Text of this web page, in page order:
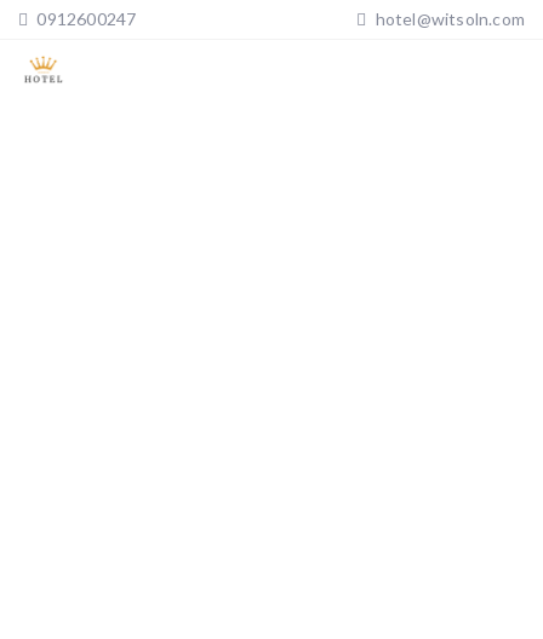
0912600247 hotel@witsoln.com